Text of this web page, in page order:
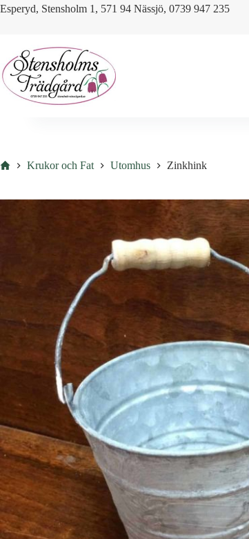
Skip
Esperyd, Stensholm 1, 571 94 Nässjö, 0739 947 235
HemKrukor och Fat Utomhus Zinkhink